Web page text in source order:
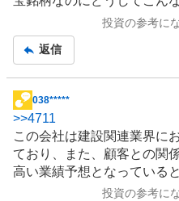
板
投資の参考に
返信
掲
示
板
記
事
038*****
>>4711
この会社は建設関連業界に
ており、また、顧客との関
高い業績予想となっている
投資の参考に